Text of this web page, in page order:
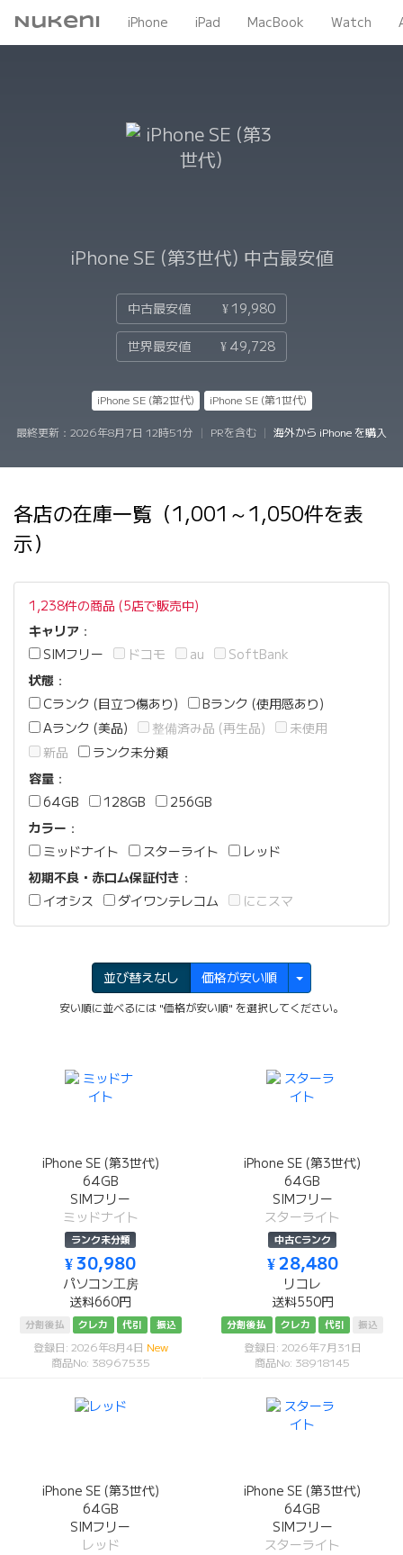
Nukeni iPhone iPad MacBook Watch
iPhone SE (第3世代) 中古最安値
中古最安値 ¥ 19,980
世界最安値 ¥ 49,728
iPhone SE (第2世代) iPhone SE (第1世代)
最終更新： 2026年8月7日 12時51分 PRを含む 海外から iPhone を購入
各店の在庫一覧（1,001～1,050件を表
示）
1,238件の商品 (5店で販売中)
キャリア ：
SIMフリー
ドコモ au
SoftBank
状態 ：
Cランク (目立つ傷あり)
Bランク (使用感あり)
Aランク (美品)
整備済み品 (再生品)
未使用
新品
ランク未分類
容量 ：
64GB
128GB
256GB
カラー ：
ミッドナイト
スターライト
レッド
初期不良・赤ロム保証付き ：
イオシス
ダイワンテレコム にこスマ
並び替えなし 価格が安い順
安い順に並べるには "価格が安い順" を選択してください。
iPhone SE (第3世代)
64GB
SIMフリー
ミッドナイト
ランク未分類
¥ 30,980
パソコン工房
送料660円
分割後払 クレカ 代引 振込
登録日: 2026年8月4日 New
商品No: 38967535
iPhone SE (第3世代)
64GB
SIMフリー
スターライト
中古Cランク
¥ 28,480
リコレ
送料550円
分割後払 クレカ 代引 振込
登録日: 2026年7月31日
商品No: 38918145
iPhone SE (第3世代)
64GB
SIMフリー
レッド
iPhone SE (第3世代)
64GB
SIMフリー
スターライト